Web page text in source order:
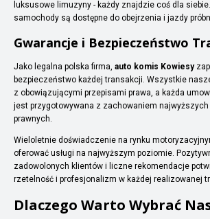
luksusowe limuzyny - każdy znajdzie coś dla
samochody są dostępne do obejrzenia i jazdy
Gwarancje i Bezpieczeństwo
Jako legalna polska firma, auto komis Kowiesy
bezpieczeństwo każdej transakcji. Wszystkie
z obowiązującymi przepisami prawa, a każda
jest przygotowywana z zachowaniem
prawnych.
Wieloletnie doświadczenie na rynku
oferować usługi na najwyższym poziomie.
zadowolonych klientów i liczne rekomendacje
rzetelność i profesjonalizm w każdej realizowanej
Dlaczego Warto Wybrać